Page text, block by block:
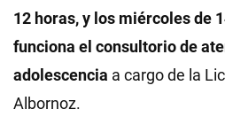
12 horas, y los miércoles de
funciona el consultorio de
adolescencia a cargo de la
Albornoz.